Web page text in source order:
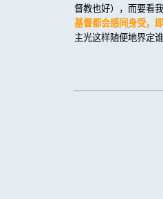
督教也好），而要看
基督都会感同身受，
主光这样随便地界定